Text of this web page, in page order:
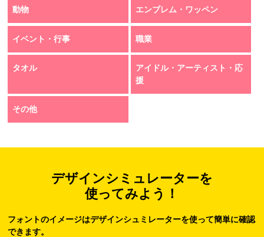
動物 エンブレム・ワッペン
イベント・行事 職業
タオル
アイドル・アーティスト・応
援
その他
デザインシミュレーターを
使ってみよう！
フォントのイメージはデザインシュミレーターを使って簡単に確認
できます。